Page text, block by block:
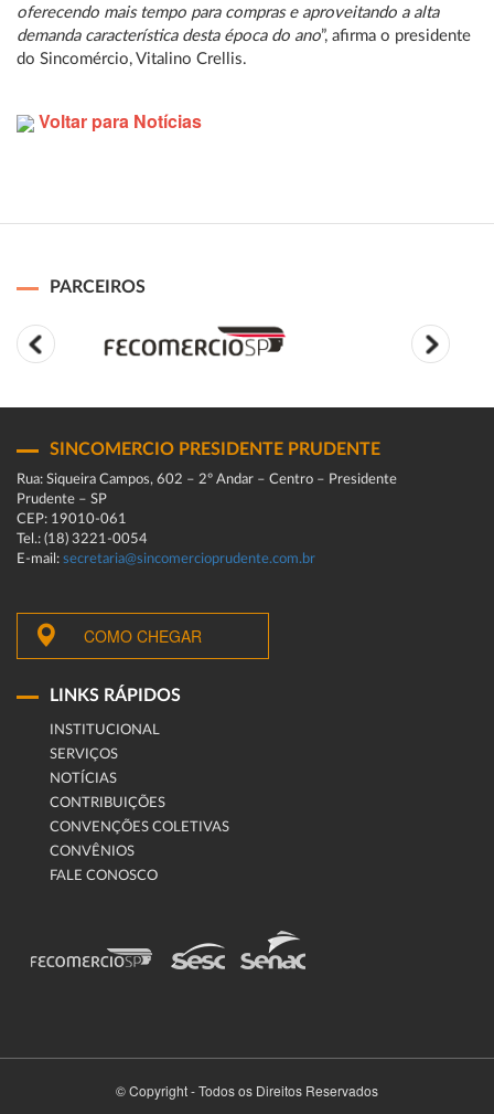
oferecendo mais tempo para compras e aproveitando a alta
demanda característica desta época do ano”, afirma o presidente
do Sincomércio, Vitalino Crellis.
Voltar para Notícias
PARCEIROS
SINCOMERCIO PRESIDENTE PRUDENTE
Rua: Siqueira Campos, 602 – 2º Andar – Centro – Presidente
Prudente – SP
CEP: 19010-061
Tel.: (18) 3221-0054
E-mail: secretaria@sincomercioprudente.com.br
COMO CHEGAR
LINKS RÁPIDOS
INSTITUCIONAL
SERVIÇOS
NOTÍCIAS
CONTRIBUIÇÕES
CONVENÇÕES COLETIVAS
CONVÊNIOS
FALE CONOSCO
© Copyright - Todos os Direitos Reservados